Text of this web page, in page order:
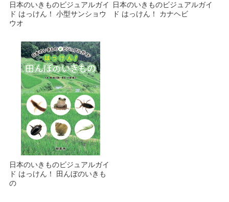
日本のいきものビジュアルガイ
ド はっけん！ 小型サンショウ
ウオ
日本のいきものビジュアルガイ
ド はっけん！ カナヘビ
日本のいきものビジュアルガイ
ド はっけん！ 田んぼのいきも
の